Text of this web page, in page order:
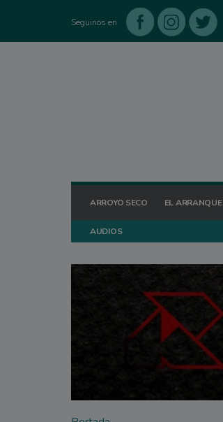
Seguinos en
ARROYO SECO EL ARRANQUE
AUDIOS